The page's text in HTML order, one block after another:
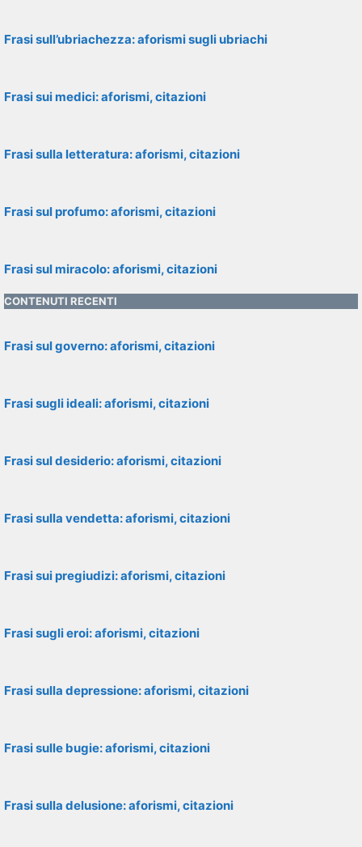
Frasi sull’ubriachezza: aforismi sugli ubriachi
Frasi sui medici: aforismi, citazioni
Frasi sulla letteratura: aforismi, citazioni
Frasi sul profumo: aforismi, citazioni
Frasi sul miracolo: aforismi, citazioni
CONTENUTI RECENTI
Frasi sul governo: aforismi, citazioni
Frasi sugli ideali: aforismi, citazioni
Frasi sul desiderio: aforismi, citazioni
Frasi sulla vendetta: aforismi, citazioni
Frasi sui pregiudizi: aforismi, citazioni
Frasi sugli eroi: aforismi, citazioni
Frasi sulla depressione: aforismi, citazioni
Frasi sulle bugie: aforismi, citazioni
Frasi sulla delusione: aforismi, citazioni